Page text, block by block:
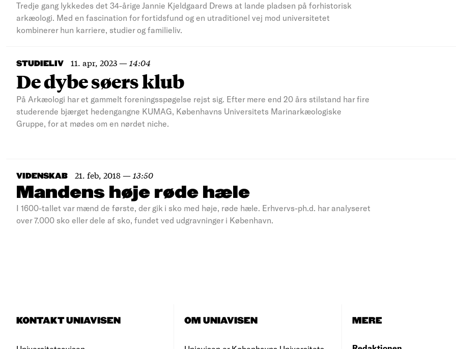
Tredje gang lykkedes det 34-årige Jannie Kjeldgaard Drews at lande pladsen på forhistorisk
arkæologi. Med en fascination for fortidsfund og en utraditionel vej mod universitetet
kombinerer hun karriere, studier og familieliv.
STUDIELIV 11. apr, 2023— 14:04
De dybe søers klub
På Arkæologi har et gammelt foreningsspøgelse rejst sig. Efter mere end 20 års stilstand har fire
studerende bjærget hedengangne KUMAG, Københavns Universitets Marinarkæologiske
Gruppe, for at mødes om en nørdet niche.
VIDENSKAB 21. feb, 2018— 13:50
Mandens høje røde hæle
I 1600-tallet var mænd de første, der gik i sko med høje, røde hæle. Erhvervs-ph.d. har analyseret
over 7.000 sko eller dele af sko, fundet ved udgravninger i København.
KONTAKT UNIAVISEN OM UNIAVISEN MERE